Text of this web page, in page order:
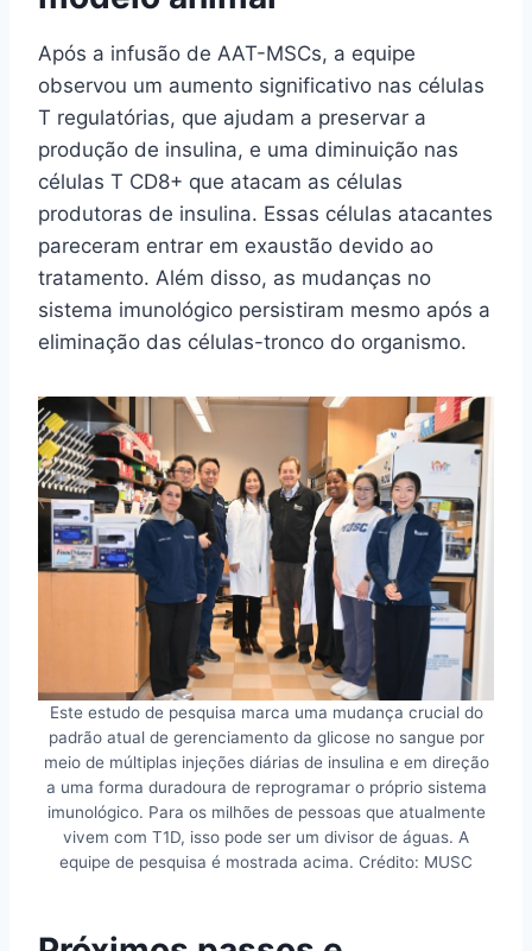
Após a infusão de AAT-MSCs, a equipe
observou um aumento significativo nas células
T regulatórias, que ajudam a preservar a
produção de insulina, e uma diminuição nas
células T CD8+ que atacam as células
produtoras de insulina. Essas células atacantes
pareceram entrar em exaustão devido ao
tratamento. Além disso, as mudanças no
sistema imunológico persistiram mesmo após a
eliminação das células-tronco do organismo.
Este estudo de pesquisa marca uma mudança crucial do
padrão atual de gerenciamento da glicose no sangue por
meio de múltiplas injeções diárias de insulina e em direção
a uma forma duradoura de reprogramar o próprio sistema
imunológico. Para os milhões de pessoas que atualmente
vivem com T1D, isso pode ser um divisor de águas. A
equipe de pesquisa é mostrada acima. Crédito: MUSC